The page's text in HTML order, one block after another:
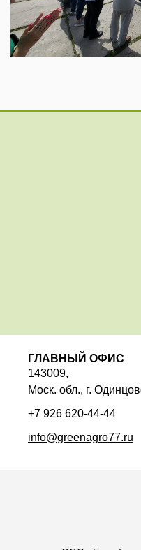
ГЛАВНЫЙ ОФИС
143009,
Моск. обл., г.
+7 926 620-44-44
info@greenagro77.ru